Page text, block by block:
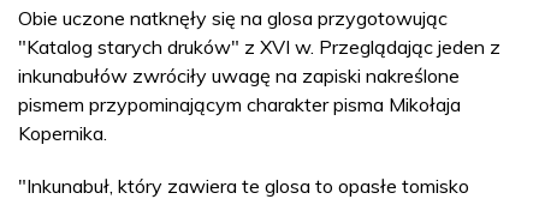
Obie uczone natknęły się na glosa przygotowując
"Katalog starych druków" z XVI w. Przeglądając jeden z
inkunabułów zwróciły uwagę na zapiski nakreślone
pismem przypominającym charakter pisma Mikołaja
Kopernika.
"Inkunabuł, który zawiera te glosa to opasłe tomisko